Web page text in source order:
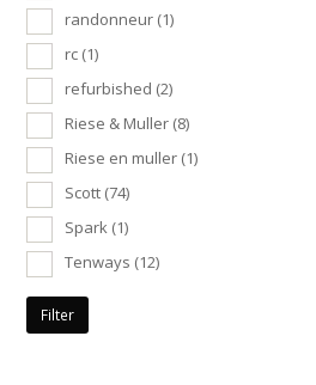
randonneur (1)
rc (1)
refurbished (2)
Riese & Muller (8)
Riese en muller (1)
Scott (74)
Spark (1)
Tenways (12)
Filter